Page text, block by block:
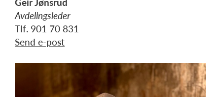
Avdelingsleder
Tlf. 901 70 831
Send e-post